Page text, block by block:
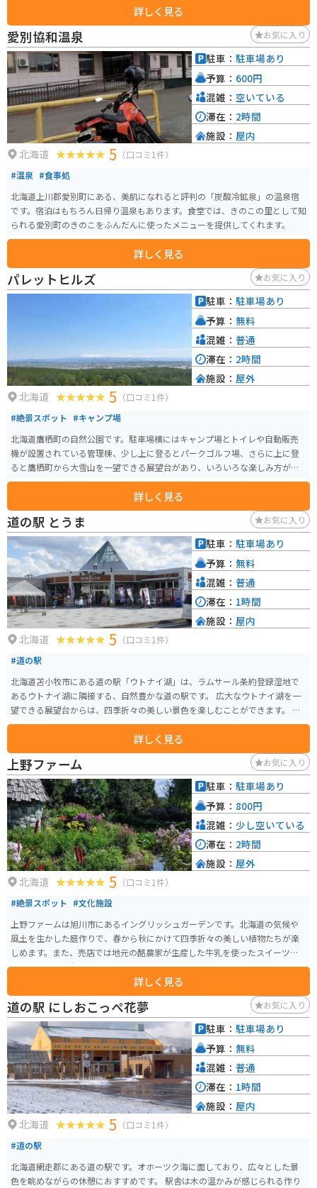
連休にはソロキャンプを楽しむライダんから、カップルや家族連れのキャン
ピングカーや四輪駆動車がづらりとテントのそばに駐車しています。
詳しく見る
愛別協和温泉 お気に入り
北海道 5 （口コミ1件）
#温泉 #食事処
北海道上川郡愛別町にある、美肌になれると評判の「炭酸冷鉱泉」の温泉宿
です。宿泊はもちろん日帰り温泉もあります。食堂では、きのこの里として知
られる愛別町のきのこをふんだんに使ったメニューを提供してくれます。
詳しく見る
駐車： 駐車場あり
予算： 600円
混雑： 空いている
滞在： 2時間
施設： 屋内
パレットヒルズ お気に入り
北海道 5 （口コミ1件）
#絶景スポット #キャンプ場
北海道鷹栖町の自然公園です。駐車場横にはキャンプ場とトイレや自動販売
機が設置されている管理棟、少し上に登るとパークゴルフ場、さらに上に登
ると鷹栖町から大雪山を一望できる展望台があり、いろいろな楽しみ方がで
きる公園です。週末はキャンプ場には、かなりの数のテントが張られており
詳しく見る
駐車： 駐車場あり
予算： 無料
混雑： 普通
滞在： 2時間
施設： 屋外
道の駅 とうま お気に入り
北海道 5 （口コミ1件）
#道の駅
北海道苫小牧市にある道の駅「ウトナイ湖」は、ラムサール条約登録湿地で
あるウトナイ湖に隣接する、自然豊かな道の駅です。 広大なウトナイ湖を一
望できる展望台からは、四季折々の美しい景色を楽しむことができます。 ま
た、自然観察路が整備されており、バードウォッチングや散策に最適です。
ウトナイ湖に生息する動植物や野鳥について学べるネイチャーセンターもあ
ります。 地元の特産品を販売するショップでは、苫小牧産の新鮮な野菜や果
物、海産物などを購入できます。 レストランでは、地元食材を使った料理が
楽しめます。 バイクで訪れる場合は、駐車場も広く休憩場所としても最適で
す。 苫小牧市内からも近く、観光の拠点としても便利です。
詳しく見る
駐車： 駐車場あり
予算： 無料
混雑： 普通
滞在： 1時間
施設： 屋内
上野ファーム お気に入り
北海道 5 （口コミ1件）
#絶景スポット #文化施設
上野ファームは旭川市にあるイングリッシュガーデンです。北海道の気候や
風土を生かした庭作りで、春から秋にかけて四季折々の美しい植物たちが楽
しめます。また、売店では地元の酪農家が生産した牛乳を使ったスイーツ
や、おしゃれで便利なガーデニング用品、花の苗などを買うことができま
詳しく見る
駐車： 駐車場あり
予算： 800円
混雑： 少し空いている
滞在： 2時間
施設： 屋外
道の駅 にしおこっぺ花夢 お気に入り
北海道 5 （口コミ1件）
#道の駅
北海道網走郡にある道の駅です。オホーツク海に面しており、広々とした景
色を眺めながらの休憩におすすめです。 駅舎は木の温かみが感じられる作り
駐車： 駐車場あり
予算： 無料
混雑： 普通
滞在： 1時間
施設： 屋内